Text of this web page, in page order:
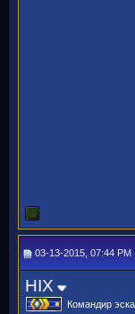
03-13-2015, 07:44 PM
HIX
Командир